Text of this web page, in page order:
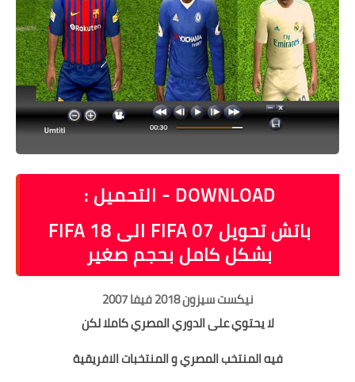
DOWNLOAD - التحميل :
باتش تحويل FIFA 07 الى FIFA 18
بشكل كامل بحجم صغير
نيكست سيزون 2018 فيفا 2007
لا يحتوي على الدوري المصري كاملا لكن
فيه المنتخب المصري و المنتخبات الافريقية